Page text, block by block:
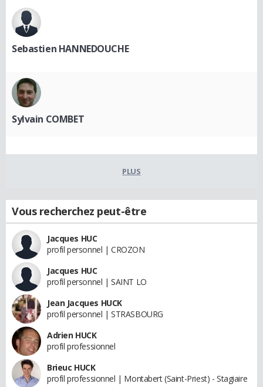
Sebastien HANNEDOUCHE
Sylvain COMBET
PLUS
Vous recherchez peut-être
Jacques HUC
profil personnel | CROZON
Jacques HUC
profil personnel | SAINT LO
Jean Jacques HUCK
profil personnel | STRASBOURG
Adrien HUCK
profil professionnel
Brieuc HUCK
profil professionnel | Montabert (Saint-Priest) - Stagiaire